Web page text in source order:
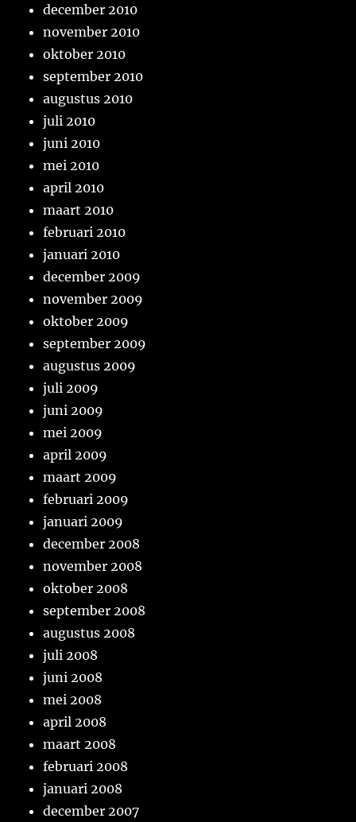
december 2010
november 2010
oktober 2010
september 2010
augustus 2010
juli 2010
juni 2010
mei 2010
april 2010
maart 2010
februari 2010
januari 2010
december 2009
november 2009
oktober 2009
september 2009
augustus 2009
juli 2009
juni 2009
mei 2009
april 2009
maart 2009
februari 2009
januari 2009
december 2008
november 2008
oktober 2008
september 2008
augustus 2008
juli 2008
juni 2008
mei 2008
april 2008
maart 2008
februari 2008
januari 2008
december 2007